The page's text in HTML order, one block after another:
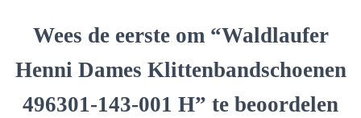
Wees de eerste om “Waldlaufer
Henni Dames Klittenbandschoenen
496301-143-001 H” te beoordelen